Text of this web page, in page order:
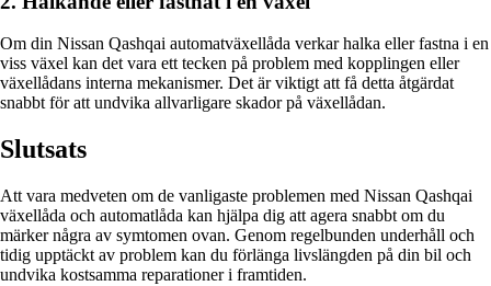
Om din Nissan Qashqai automatväxellåda verkar halka eller fastna i en
viss växel kan det vara ett tecken på problem med kopplingen eller
växellådans interna mekanismer. Det är viktigt att få detta åtgärdat
snabbt för att undvika allvarligare skador på växellådan.
Slutsats
Att vara medveten om de vanligaste problemen med Nissan Qashqai
växellåda och automatlåda kan hjälpa dig att agera snabbt om du
märker några av symtomen ovan. Genom regelbunden underhåll och
tidig upptäckt av problem kan du förlänga livslängden på din bil och
undvika kostsamma reparationer i framtiden.